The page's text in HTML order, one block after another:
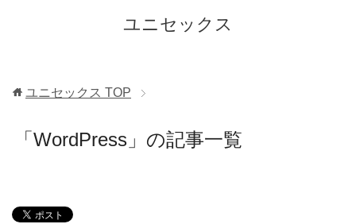
ユニセックス
ユニセックス TOP
「WordPress」の記事一覧